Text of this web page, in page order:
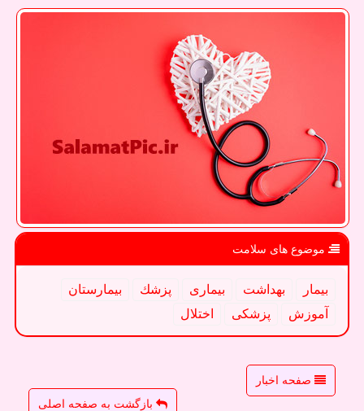
موضوع های سلامت
بیمار بهداشت بیماری پزشك
بیمارستان
آموزش
پزشكی اختلال
صفحه اخبار
بازگشت به صفحه اصلی